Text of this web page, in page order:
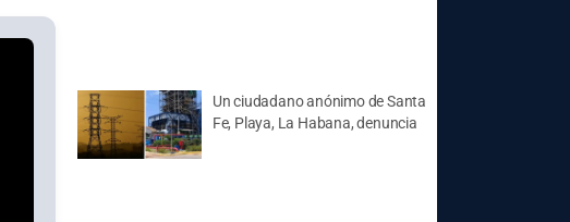
Un ciudadano anónimo de Santa
Fe, Playa, La Habana, denuncia